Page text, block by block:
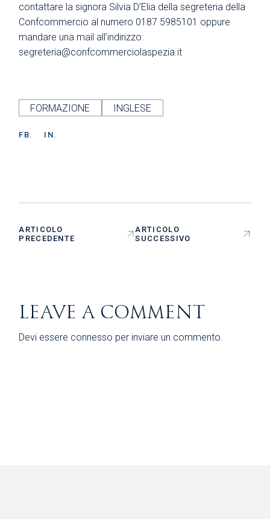
contattare la signora Silvia D’Elia della segreteria della
Confcommercio al numero 0187 5985101 oppure
mandare una mail all’indirizzo:
segreteria@confcommerciolaspezia.it
FORMAZIONE INGLESE
FB. IN.
ARTICOLO
PRECEDENTE
ARTICOLO
SUCCESSIVO
LEAVE A COMMENT
Devi essere connesso per inviare un commento.